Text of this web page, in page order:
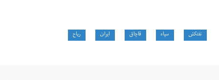
نفتکش سپاه قاچاق ایران ریاح